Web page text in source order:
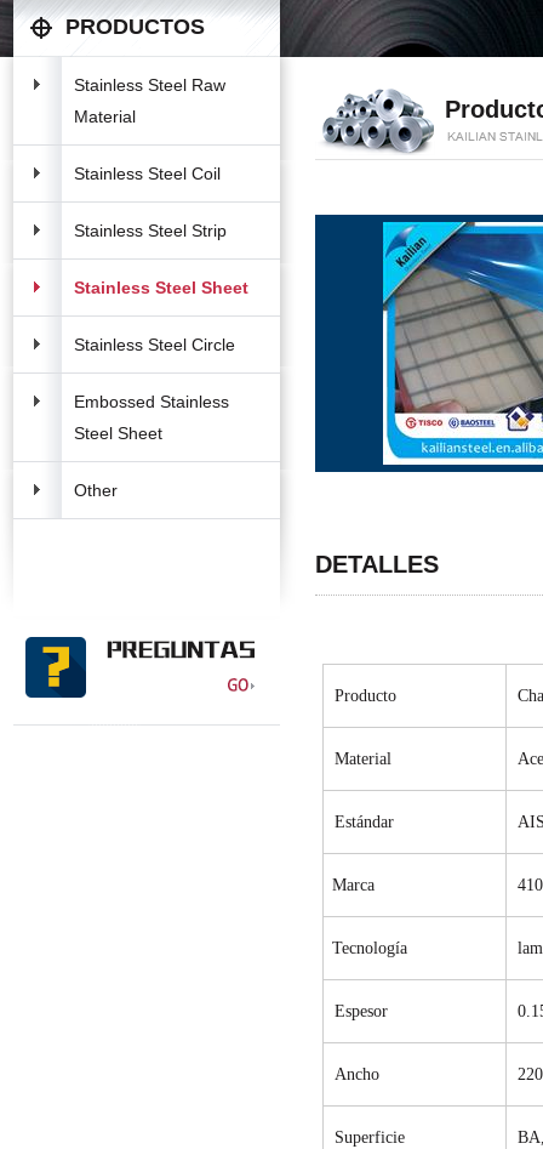
PRODUCTOS
Stainless Steel Raw
Material
Stainless Steel Coil
Stainless Steel Strip
Stainless Steel Sheet
Stainless Steel Circle
Embossed Stainless
Steel Sheet
Other
DETALLES
Producto
Material
Estándar
Marca
Tecnología
Espesor 0.1
Ancho 220
Superficie BA